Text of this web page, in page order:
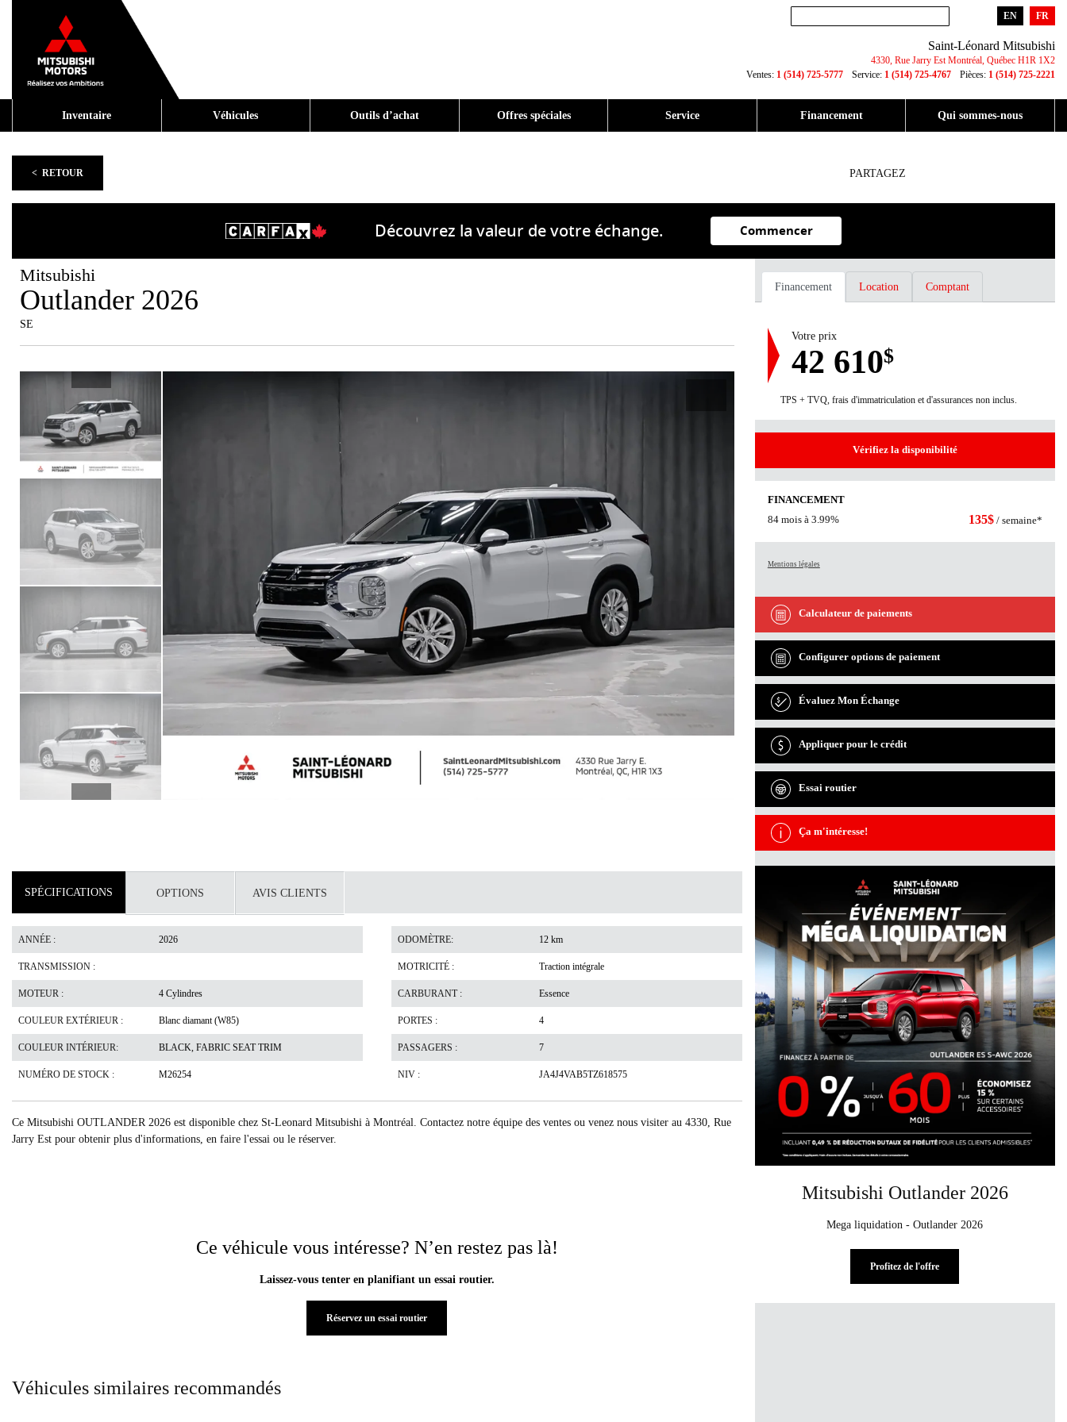
EN FR
Saint-Léonard Mitsubishi
4330, Rue Jarry Est Montréal, Québec H1R 1X2
Ventes: 1 (514) 725-5777 Service: 1 (514) 725-4767 Pièces: 1 (514) 725-2221
Inventaire Véhicules Outils d’achat Offres spéciales Service Financement Qui sommes-nous
< RETOUR PARTAGEZ
Découvrez la valeur de votre échange. Commencer
Mitsubishi
Outlander 2026
SE
SPÉCIFICATIONS OPTIONS AVIS CLIENTS
ANNÉE : 2026 ODOMÈTRE: 12 km
TRANSMISSION : MOTRICITÉ : Traction intégrale
MOTEUR : 4 Cylindres CARBURANT : Essence
COULEUR EXTÉRIEUR : Blanc diamant (W85) PORTES : 4
COULEUR INTÉRIEUR: BLACK, FABRIC SEAT TRIM PASSAGERS : 7
NUMÉRO DE STOCK : M26254 NIV : JA4J4VAB5TZ618575
Ce Mitsubishi OUTLANDER 2026 est disponible chez St-Leonard Mitsubishi à Montréal. Contactez notre équipe des ventes ou venez nous visiter au 4330, Rue
Jarry Est pour obtenir plus d'informations, en faire l'essai ou le réserver.
Ce véhicule vous intéresse? N’en restez pas là!
Laissez-vous tenter en planifiant un essai routier.
Réservez un essai routier
Véhicules similaires recommandés
Financement Location Comptant
Votre prix
42 610$
TPS + TVQ, frais d'immatriculation et d'assurances non inclus.
Vérifiez la disponibilité
FINANCEMENT
84 mois à 3.99%
135$ / semaine*
Mentions légales
Calculateur de paiements
Configurer options de paiement
Évaluez Mon Échange
Appliquer pour le crédit
Essai routier
Ça m'intéresse!
Mitsubishi Outlander 2026
Mega liquidation - Outlander 2026
Profitez de l'offre